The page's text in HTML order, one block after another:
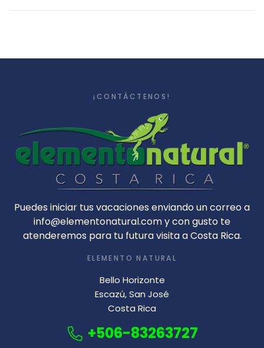
¡CONTÁCTENOS!
Puedes iniciar tus vacaciones enviando un correo a
info@elementonatural.com y con gusto te
atenderemos para tu futura visita a Costa Rica.
ELEMENTO NATURAL
Bello Horizonte
Escazú, San José
Costa Rica
+506-83263727